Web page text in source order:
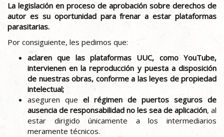
La legislación en proceso de aprobación sobre derechos de
autor es su oportunidad para frenar a estar plataformas
parasitarias.
Por consiguiente, les pedimos que:
aclaren que las plataformas UUC, como YouTube,
intervienen en la reproducción y puesta a disposición
de nuestras obras, conforme a las leyes de propiedad
intelectual;
aseguren que el régimen de puertos seguros de
ausencia de responsabilidad no les sea de aplicación, al
estar dirigido únicamente a los intermediarios
meramente técnicos.